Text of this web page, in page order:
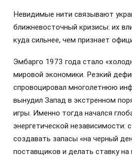
Невидимые нити связывают
ближневосточный кризисы: их
куда сильнее, чем признает
Эмбарго 1973 года стало
мировой экономики. Резкий
спровоцировал многолетнюю
вынудил Запад в экстренном
игры. Именно тогда начался
энергетической независимости:
создавать запасы «на черный
поставщиков и делать ставку